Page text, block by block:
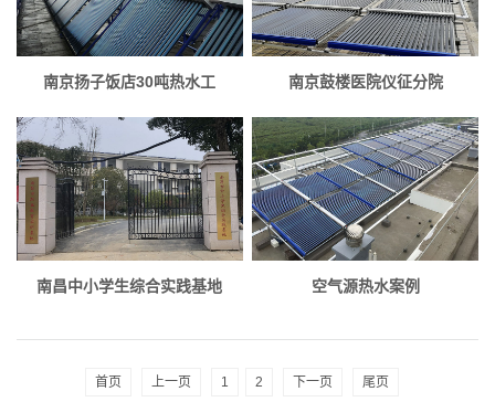
南京扬子饭店30吨热水工 南京鼓楼医院仪征分院
南昌中小学生综合实践基地 空气源热水案例
首页 上一页 1 2 下一页 尾页